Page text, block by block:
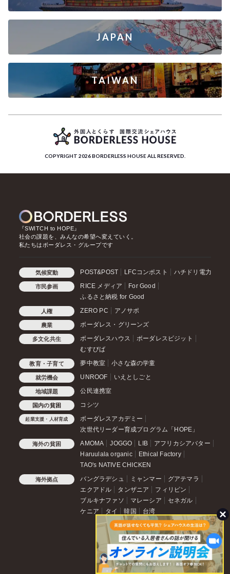
JAPAN
TAIWAN
COPYRIGHT 2026 BORDERLESS HOUSE ALL RESERVED.
『SWITCH to HOPE』
社会の課題を、みんなの希望へ変えていく。
私たちはボーダレス・グループです
気候変動 POST&POST LFCコンポスト ハチドリ電力
市民参画 RICE メディア
For Good
ふるさと納税 for Good
人権 ZERO PC アノサポ
農業 ボーダレス・グリーンズ
多文化共生 ボーダレスハウス
ボーダレスビジット
むすびば
教育・子育て 夢中教室 小さな森の学童
就労機会 UNROOF いえとしごと
地域課題 公民連携室
国内の貧困 コシツ
起業支援・人材育成
ボーダレスアカデミー
次世代リーダー育成プログラム「HOPE」
海外の貧困 AMOMA JOGGO LIB
アフリカシアバター
Haruulala organic
Ethical Factory
TAO's NATIVE CHICKEN
海外拠点 バングラデシュ ミャンマー
グアテマラ
エクアドル
タンザニア
フィリピン
ブルキナファソ
マレーシア
セネガル
ケニア
タイ 韓国 台湾